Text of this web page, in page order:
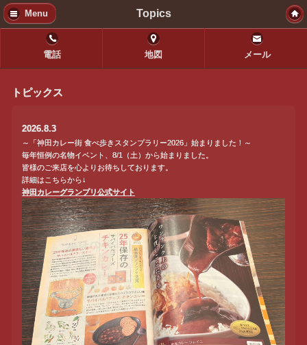
Menu Topics
電話 地図 メール
トピックス
2026.8.3
～「神田カレー街 食べ歩きスタンプラリー2026」始まりました！～
毎年恒例の名物イベント、8/1（土）から始まりました。
皆様のご来店を心よりお待ちしております。
詳細はこちらから↓
神田カレーグランプリ公式サイト